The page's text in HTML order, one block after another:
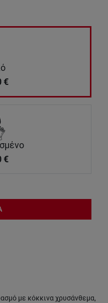
€
€
με κόκκινα χρυσάνθεμα,